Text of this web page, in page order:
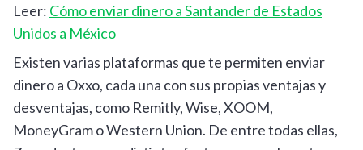
Leer: Cómo enviar dinero a Santander de Estados
Unidos a México
Existen varias plataformas que te permiten enviar
dinero a Oxxo, cada una con sus propias ventajas y
desventajas, como Remitly, Wise, XOOM,
MoneyGram o Western Union. De entre todas ellas,